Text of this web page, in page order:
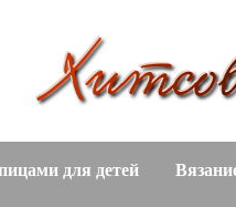
и
для детей